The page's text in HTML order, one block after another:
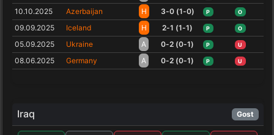
10.10.2025 Azerbaijan H 3-0 (1-0) P O
09.09.2025 Iceland H 2-1 (1-1) P O
05.09.2025 Ukraine A 0-2 (0-1) P U
08.06.2025 Germany A 0-2 (0-1) P U
Iraq Gost